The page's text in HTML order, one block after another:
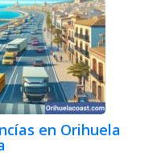
en Orihuela